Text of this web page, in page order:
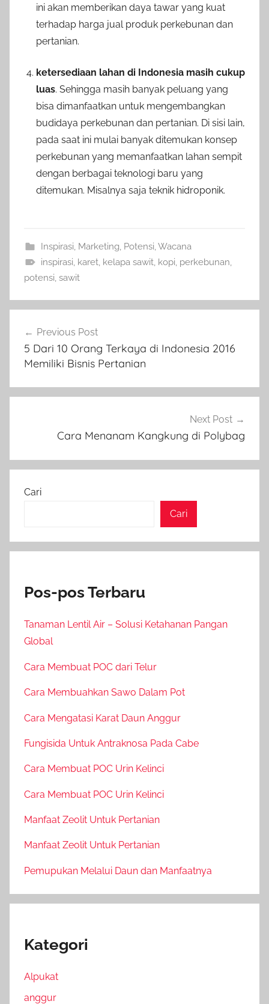
ini akan memberikan daya tawar yang kuat
terhadap harga jual produk perkebunan dan
pertanian.
ketersediaan lahan di Indonesia masih cukup
luas. Sehingga masih banyak peluang yang
bisa dimanfaatkan untuk mengembangkan
budidaya perkebunan dan pertanian. Di sisi lain,
pada saat ini mulai banyak ditemukan konsep
perkebunan yang memanfaatkan lahan sempit
dengan berbagai teknologi baru yang
ditemukan. Misalnya saja teknik hidroponik.
Inspirasi Marketing Potensi Wacana
inspirasi karet, kelapa sawit, kopi perkebunan
potensi sawit
pos
Previous Post
5 Dari 10 Orang Terkaya di Indonesia 2016
Memiliki Bisnis Pertanian
Next Post
Cara Menanam Kangkung di Polybag
Cari
Cari
Pos-pos Terbaru
Tanaman Lentil Air – Solusi Ketahanan Pangan
Global
Cara Membuat POC dari Telur
Cara Membuahkan Sawo Dalam Pot
Cara Mengatasi Karat Daun Anggur
Fungisida Untuk Antraknosa Pada Cabe
Cara Membuat POC Urin Kelinci
Cara Membuat POC Urin Kelinci
Manfaat Zeolit Untuk Pertanian
Manfaat Zeolit Untuk Pertanian
Pemupukan Melalui Daun dan Manfaatnya
Kategori
Alpukat
anggur